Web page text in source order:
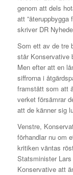
genom att dels
att ”återuppbygga
skriver DR
Som ett av de tre
står Konservative
Men efter att en
siffrorna i
framstått som att
verket försämrar
att de känner sig
Venstre,
förhandlar nu om
kritiken väntas
Statsminister
Konservative att